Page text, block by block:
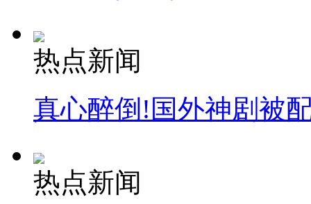
热点新闻
真心醉倒!国外神剧被
热点新闻